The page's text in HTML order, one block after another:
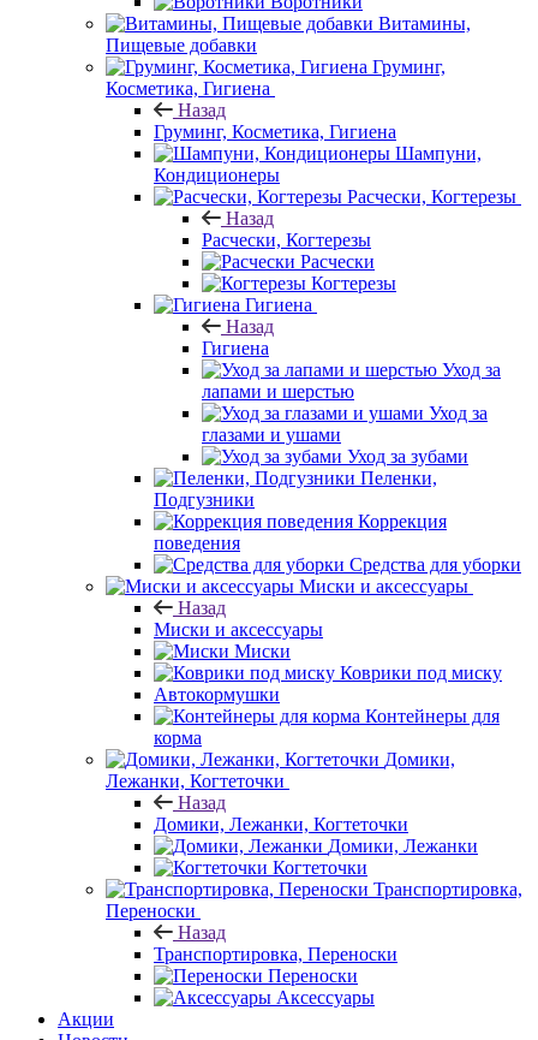
Витамины,
Пищевые добавки
Груминг,
Косметика, Гигиена
Назад
Груминг, Косметика, Гигиена
Шампуни,
Кондиционеры
Расчески, Когтерезы
Назад
Расчески, Когтерезы
Расчески
Когтерезы
Гигиена
Назад
Гигиена
Уход за
лапами и шерстью
Уход за
глазами и ушами
Уход за зубами
Пеленки,
Подгузники
Коррекция
поведения
Средства для уборки
Миски и аксессуары
Назад
Миски и аксессуары
Миски
Коврики под миску
Автокормушки
Контейнеры для
корма
Домики,
Лежанки, Когтеточки
Назад
Домики, Лежанки, Когтеточки
Домики, Лежанки
Когтеточки
Транспортировка,
Переноски
Назад
Транспортировка, Переноски
Переноски
Аксессуары
Акции